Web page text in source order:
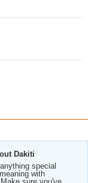
Dakiti
special
with